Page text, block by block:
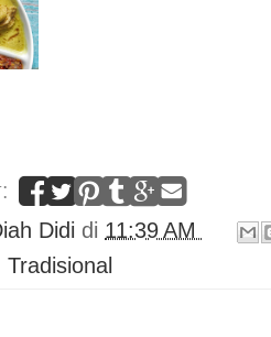
Didi di 11:39 AM
Tradisional